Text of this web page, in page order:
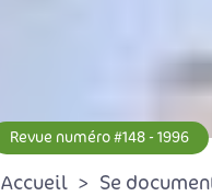
Revue numéro #148 - 1996
Accueil Se